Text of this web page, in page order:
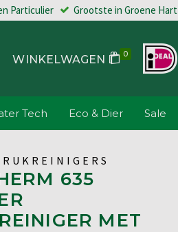
Particulier Grootste in Groene Hart
WINKELWAGEN 0
Tech Eco & Dier Sale
635
MET